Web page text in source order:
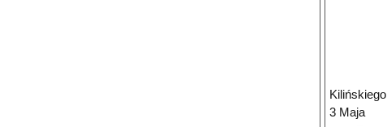
Kilińskiego
3 Maja